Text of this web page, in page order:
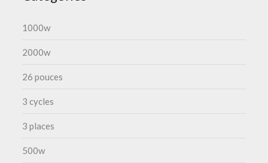
1000w
2000w
26 pouces
3 cycles
3 places
500w